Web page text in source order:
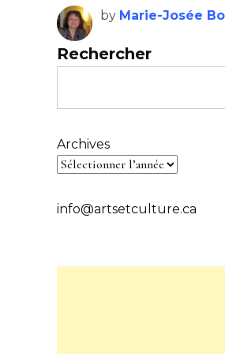
by Marie-Josée
Rechercher
Archives
info@artsetculture.ca